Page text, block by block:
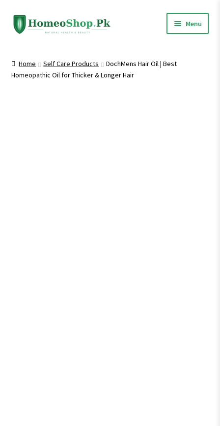
Skip
to
Skip
to
Menu
Shop All
Home Self Care Products
DochMens Hair Oil | Best
Homeopathic Oil for Thicker & Longer Hair